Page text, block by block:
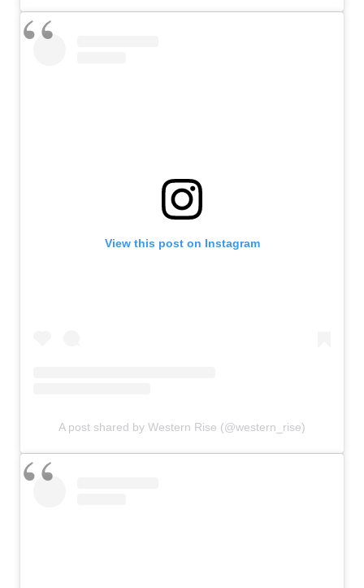
View this post on Instagram
A post shared by Western Rise (@western_rise)